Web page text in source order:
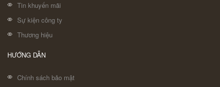
Tin khuyến mãi
Sự kiện công ty
Thương hiệu
HƯỚNG DẪN
Chính sách bảo mật